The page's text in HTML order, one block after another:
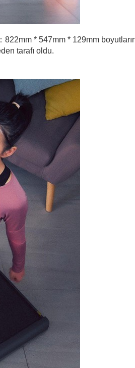
822mm * 547mm * 129mm
tarafı oldu.